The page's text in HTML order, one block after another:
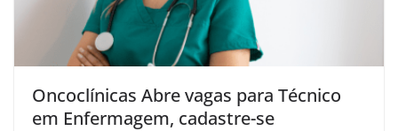
Oncoclínicas Abre vagas para Técnico
em Enfermagem, cadastre-se